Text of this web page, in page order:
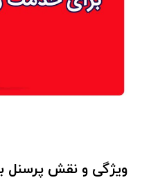
ویژگی و نقش پرسنل